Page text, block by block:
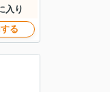
入り
る